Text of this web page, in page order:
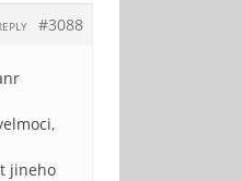
#3088
jineho